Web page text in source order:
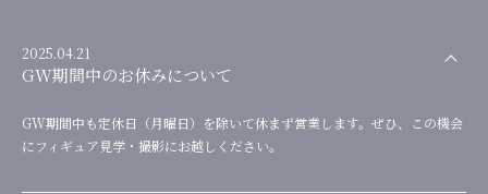
2025.04.21
GW期間中のお休みについて
GW期間中も定休日（月曜日）を除いて休まず営業します。ぜひ、この機会
にフィギュア見学・撮影にお越しください。